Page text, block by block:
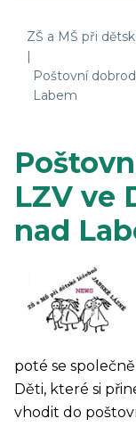
ZŠ a MŠ při
|
Poštovní
Labem
LZV ve
nad
poté se
Děti, které si
vhodit do